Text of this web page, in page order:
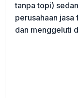
tanpa topi)
perusahaan
dan menggeluti